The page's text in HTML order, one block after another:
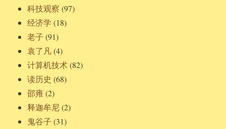
科技观察 (97)
经济学 (18)
老子 (91)
袁了凡(4)
计算机技术(82)
读历史 (68)
邵雍 (2)
释迦牟尼(2)
鬼谷子 (31)